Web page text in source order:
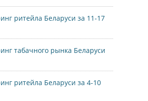
ритейла Беларуси за 11-17
табачного рынка Беларуси
ритейла Беларуси за 4-10